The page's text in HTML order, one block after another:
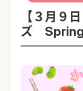
【３月９
ズ Spring